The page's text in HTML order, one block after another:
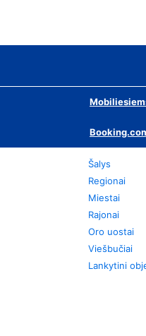
Šalys
Regionai
Miestai
Rajonai
Oro uostai
Viešbučiai
Lankytini